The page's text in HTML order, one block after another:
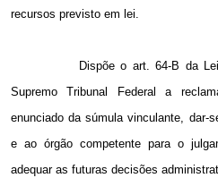
recursos previsto em lei.
Dispõe o art. 64-B da
Supremo Tribunal Federal a
enunciado da súmula vinculante, dar-
e ao órgão competente para o
adequar as futuras decisões